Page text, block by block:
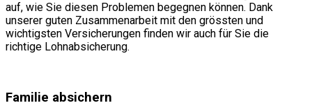
auf, wie Sie diesen Problemen begegnen können. Dank
unserer guten Zusammenarbeit mit den grössten und
wichtigsten Versicherungen finden wir auch für Sie die
richtige Lohnabsicherung.
Familie absichern